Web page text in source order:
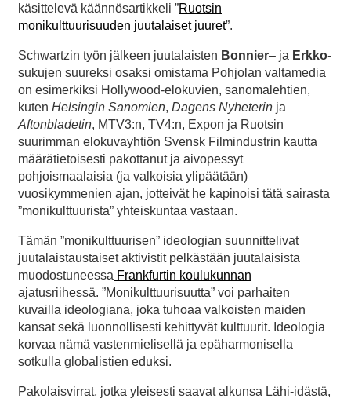
käsittelevä käännösartikkeli ”Ruotsin
monikulttuurisuuden juutalaiset juuret”.
Schwartzin työn jälkeen juutalaisten Bonnier– ja Erkko-
sukujen suureksi osaksi omistama Pohjolan valtamedia
on esimerkiksi Hollywood-elokuvien, sanomalehtien,
kuten Helsingin Sanomien, Dagens Nyheterin ja
Aftonbladetin, MTV3:n, TV4:n, Expon ja Ruotsin
suurimman elokuvayhtiön Svensk Filmindustrin kautta
määrätietoisesti pakottanut ja aivopessyt
pohjoismaalaisia (ja valkoisia ylipäätään)
vuosikymmenien ajan, jotteivät he kapinoisi tätä sairasta
”monikulttuurista” yhteiskuntaa vastaan.
Tämän ”monikulttuurisen” ideologian suunnittelivat
juutalaistaustaiset aktivistit pelkästään juutalaisista
muodostuneessa Frankfurtin koulukunnan
ajatusriihessä. ”Monikulttuurisuutta” voi parhaiten
kuvailla ideologiana, joka tuhoaa valkoisten maiden
kansat sekä luonnollisesti kehittyvät kulttuurit. Ideologia
korvaa nämä vastenmielisellä ja epäharmonisella
sotkulla globalistien eduksi.
Pakolaisvirrat, jotka yleisesti saavat alkunsa Lähi-idästä,